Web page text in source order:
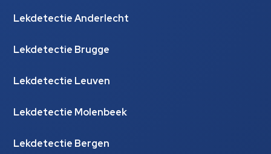
Lekdetectie Anderlecht
Lekdetectie Brugge
Lekdetectie Leuven
Lekdetectie Molenbeek
Lekdetectie Bergen